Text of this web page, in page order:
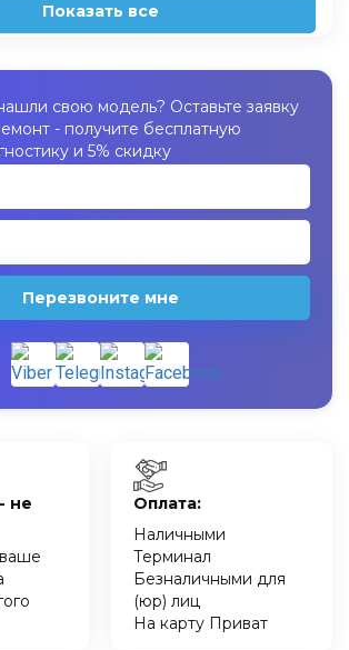
Показать все
свою модель? Оставьте заявку
- получите бесплатную
и 5% скидку
Перезвоните мне
не
Оплата:
Наличными
Терминал
Безналичными для
(юр) лиц
На карту Приват